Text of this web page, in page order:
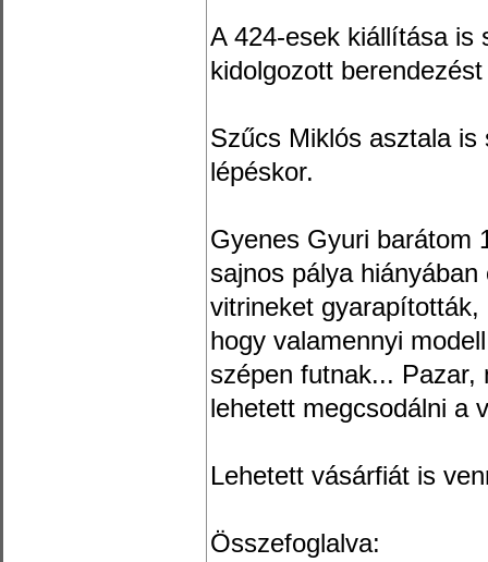
A 424-esek kiállítása is
kidolgozott
Szűcs Miklós asztala
lépéskor.
Gyenes Gyuri barátom
sajnos pálya
vitrineket
hogy valamennyi
szépen futnak... Pazar,
lehetett megcsodálni a
Lehetett vásárfiát is
Összefoglalva: